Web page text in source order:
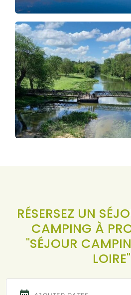
RÉSERSEZ UN
CAMPING À
"SÉJOUR
LOIRE"